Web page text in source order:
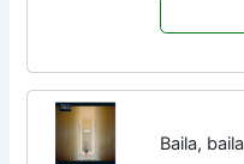
Baila,